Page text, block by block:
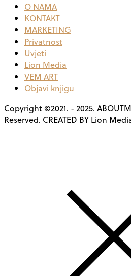
O NAMA
KONTAKT
MARKETING
Privatnost
Uvjeti
Lion Media
VEM ART
Objavi knjigu
Copyright ©2021. - 2025.
Reserved. CREATED BY Lion